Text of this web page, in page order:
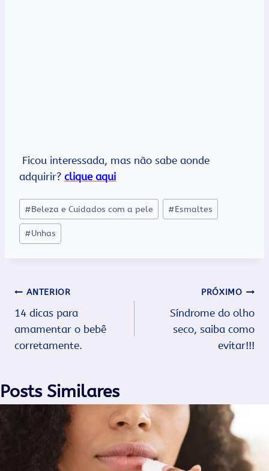
Ficou interessada, mas não sabe aonde
adquirir? clique aqui
Tags
do
Post:
#Beleza e Cuidados com a pele #Esmaltes
#Unhas
Navegação
de
Post
ANTERIOR
14 dicas para
amamentar o bebê
corretamente.
PRÓXIMO
Síndrome do olho
seco, saiba como
evitar!!!
Posts Similares